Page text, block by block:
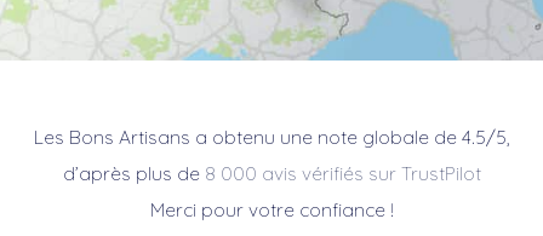
Les Bons Artisans a obtenu une note globale de 4.5/5,
d’après plus de 8 000 avis vérifiés sur TrustPilot
Merci pour votre confiance !